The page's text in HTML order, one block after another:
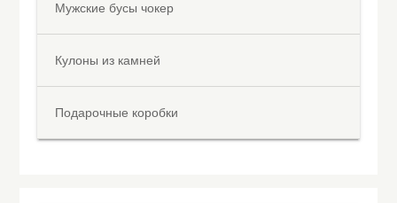
Мужские бусы чокер
Кулоны из камней
Подарочные коробки